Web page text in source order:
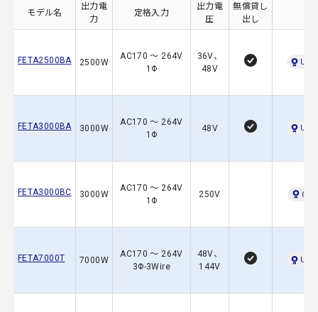
モデル名
出力電
力
定格入力
出力電
圧
無償貸し
出し
FETA2500BA 2500W
AC170 ～ 264V
1Φ
36V、
48V
FETA3000BA 3000W
AC170 ～ 264V
1Φ
48V
FETA3000BC 3000W
AC170 ～ 264V
1Φ
250V C-
FETA7000T 7000W
AC170 ～ 264V
3Φ-3Wire
48V、
144V